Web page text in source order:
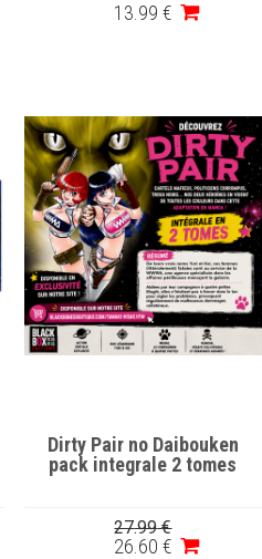
13 .99 €
Dirty Pair no Daibouken
pack integrale 2 tomes
27.99 €
26 .60 €